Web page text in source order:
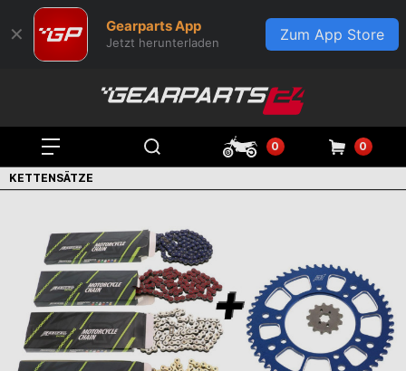
✕ Gearparts App
Jetzt herunterladen Zum App Store
0 0
KETTENSÄTZE